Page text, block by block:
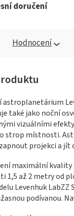
doručení
Hodnocení
také jako noční
vizuálními
strop místnosti.
projekci a jít
maximální
1,5 až 2 metry od
Levenhuk
podívanou.